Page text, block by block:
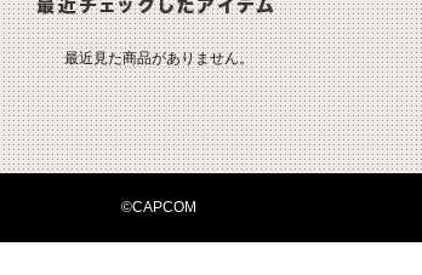
最近見た商品がありません。
©CAPCOM